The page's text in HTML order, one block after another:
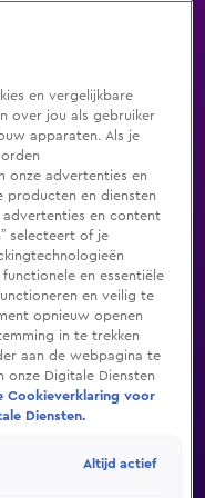
Genres
De Bondgenoten
en vergelijkbare
over jou als gebruiker
apparaten. Als je
onze advertenties en
producten en diensten
en content
selecteert of je
en essentiële
en veilig te
opnieuw openen
in te trekken
aan de webpagina te
onze Digitale Diensten
Cookieverklaring voor
Diensten.
Altijd actief